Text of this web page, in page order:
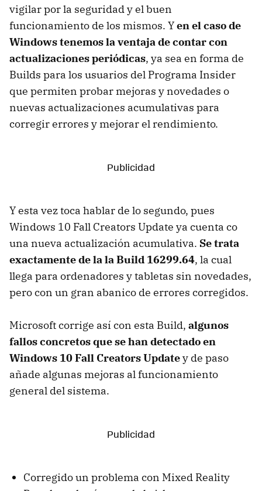
vigilar por la seguridad y el buen
funcionamiento de los mismos. Yen el caso de
Windows tenemos la ventaja de contar con
actualizaciones periódicas, ya sea en forma de
Builds para los usuarios del Programa Insider
que permiten probar mejoras y novedades o
nuevas actualizaciones acumulativas para
corregir errores y mejorar el rendimiento.
Y esta vez toca hablar de lo segundo, pues
Windows 10 Fall Creators Update ya cuenta co
una nueva actualización acumulativa. Se trata
exactamente de la la Build 16299.64, la cual
llega para ordenadores y tabletas sin novedades,
pero con un gran abanico de errores corregidos.
Microsoft corrige así con esta Build, algunos
fallos concretos que se han detectado en
Windows 10 Fall Creators Updatey de paso
añade algunas mejoras al funcionamiento
general del sistema.
Corregido un problema con Mixed Reality